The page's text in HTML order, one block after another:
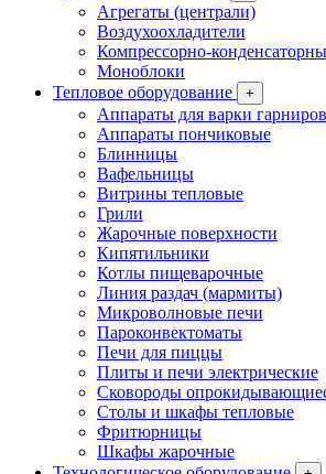
Агрегаты (централи)
Воздухоохладители
Компрессорно-
Моноблоки
Тепловое оборудование
+
Аппараты для варки
Аппараты пончиковые
Блинницы
Вафельницы
Витрины тепловые
Грили
Жарочные поверхности
Кипятильники
Котлы пищеварочные
Линия раздач (мармиты)
Микроволновые печи
Пароконвектоматы
Печи для пиццы
Плиты и печи электрические
Сковороды
Столы и шкафы тепловые
Фритюрницы
Шкафы жарочные